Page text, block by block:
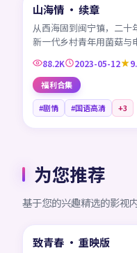
CN
山海情 · 续章
从西海固到闽宁镇，二十
新一代乡村青年用菌菇与
88.2K 2023-05-12
福利合集
#剧情 #国语高清 +3
为您推荐
基于您的兴趣精选的影视
CN
致青春 · 重映版